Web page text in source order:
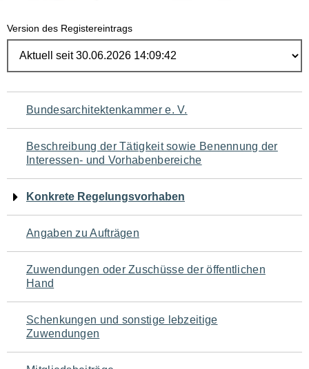
Version des Registereintrags
Navigation
für
den
Seiteninhalt
Bundesarchitektenkammer e. V.
Beschreibung der Tätigkeit sowie Benennung der
Interessen- und Vorhabenbereiche
Konkrete Regelungsvorhaben
Angaben zu Aufträgen
Zuwendungen oder Zuschüsse der öffentlichen
Hand
Schenkungen und sonstige lebzeitige
Zuwendungen